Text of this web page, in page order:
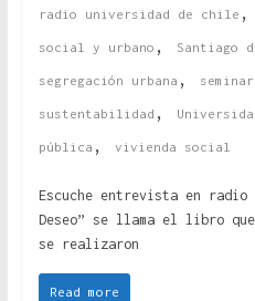
radio universidad de chile ,
social y urbano , Santiago
segregación urbana ,
sustentabilidad ,
pública , vivienda social
Escuche entrevista en radio
Deseo” se llama el libro
se realizaron
Read more